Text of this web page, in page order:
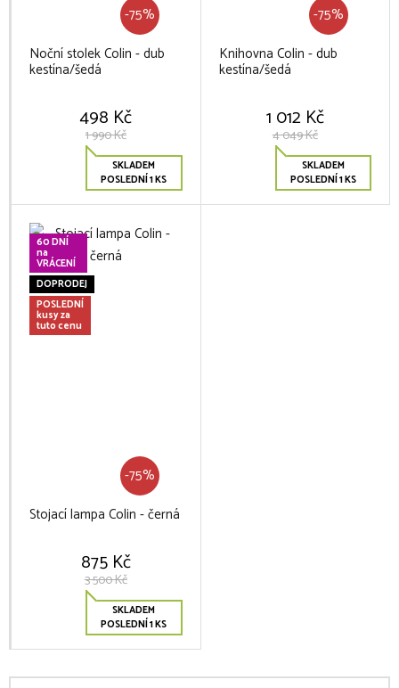
-75%
Noční stolek Colin - dub
kestína/šedá
498 Kč
1 990 Kč
SKLADEM
POSLEDNÍ 1 KS
-75%
Knihovna Colin - dub
kestína/šedá
1 012 Kč
4 049 Kč
SKLADEM
POSLEDNÍ 1 KS
60 DNÍ
na
VRÁCENÍ
DOPRODEJ
POSLEDNÍ
kusy za
tuto cenu
-75%
Stojací lampa Colin - černá
875 Kč
3 500 Kč
SKLADEM
POSLEDNÍ 1 KS